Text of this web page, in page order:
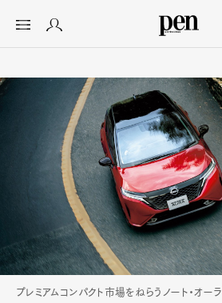
プレミアムコンパクト市場をねらうノート・オーラ